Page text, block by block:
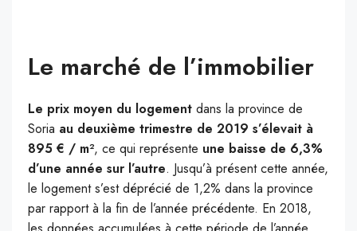
Le marché de l’immobilier
Le prix moyen du logement dans la province de
Soria au deuxième trimestre de 2019 s’élevait à
895 € / m², ce qui représente une baisse de 6,3%
d’une année sur l’autre. Jusqu’à présent cette année,
le logement s’est déprécié de 1,2% dans la province
par rapport à la fin de l’année précédente. En 2018,